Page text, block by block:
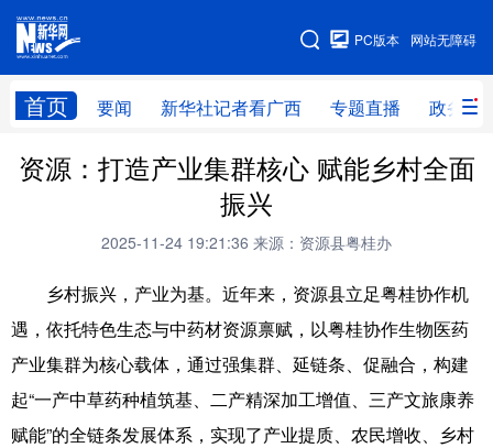
网站无障碍
PC版本
首页 要闻 新华社记者看广西 专题直播 政务信
网站地图
广西频道
新华社记者
新华网导航
学习进行时 高层 时政 人事
国际 财经 网评 港澳
资源：打造产业集群核心 赋能乡村全面
振兴
2025-11-24 19:21:36 来源：资源县粤桂办
乡村振兴，产业为基。近年来，资源县立足粤桂协作机
遇，依托特色生态与中药材资源禀赋，以粤桂协作生物医药
产业集群为核心载体，通过强集群、延链条、促融合，构建
起“一产中草药种植筑基、二产精深加工增值、三产文旅康养
赋能”的全链条发展体系，实现了产业提质、农民增收、乡村